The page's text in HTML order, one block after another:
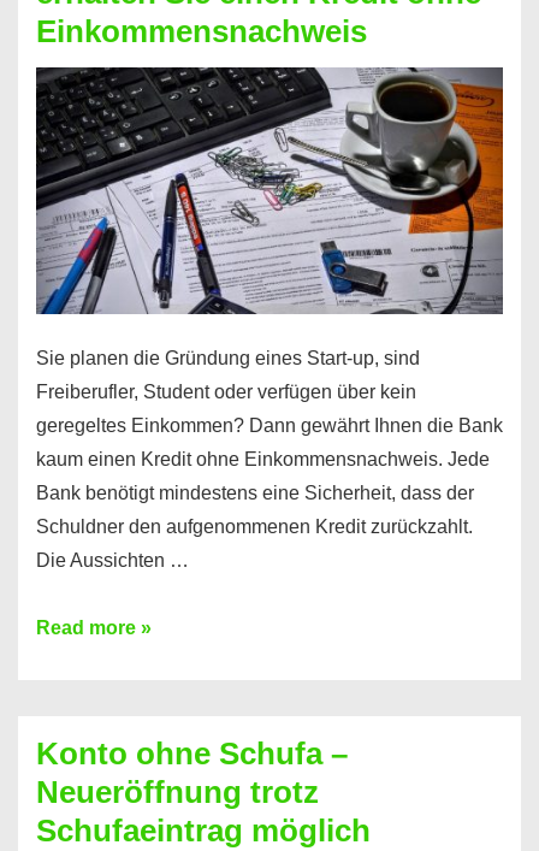
Einkommensnachweis
Sie planen die Gründung eines Start-up, sind
Freiberufler, Student oder verfügen über kein
geregeltes Einkommen? Dann gewährt Ihnen die Bank
kaum einen Kredit ohne Einkommensnachweis. Jede
Bank benötigt mindestens eine Sicherheit, dass der
Schuldner den aufgenommenen Kredit zurückzahlt.
Die Aussichten …
Mit
Sie
einen
Kredit
Read more »
Konto ohne Schufa –
Neueröffnung trotz
Schufaeintrag möglich